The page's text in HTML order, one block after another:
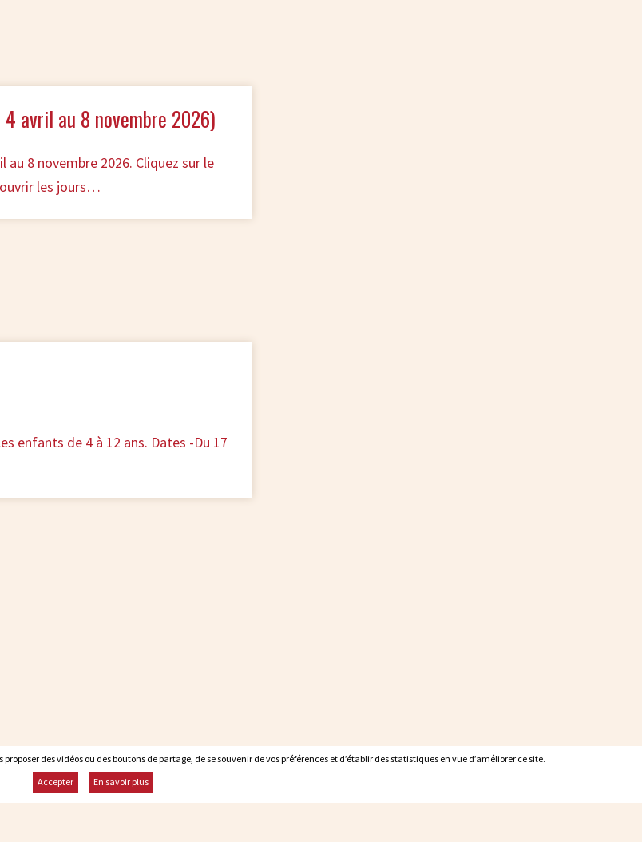
avril au 8 novembre 2026)
8 novembre 2026. Cliquez sur le
les jours…
enfants de 4 à 12 ans. Dates -Du 17
des vidéos ou des boutons de partage, de se souvenir de vos préférences et d’établir des statistiques en vue d’améliorer ce site.
Accepter
En savoir plus
des vidéos ou des boutons de partage, de se souvenir de vos préférences et d’établir des statistiques en vue d’améliorer ce site.
Accepter
En savoir plus